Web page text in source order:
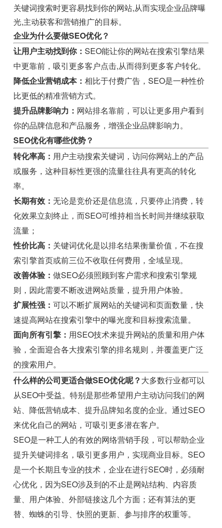
关键词搜索时更容易找到你的网站,从而实现企业品牌曝
光,主动获客和营销推广的目标。
企业为什么要做SEO优化？
让用户主动找到你：SEO能让你的网站在搜索引擎结果
中更靠前，吸引更多客户点击,从而得到更多客户转化。
降低企业营销成本：相比于付费广告，SEO是一种性价
比更低的精准营销方式。
提升品牌影响力： 网站排名靠前，可以让更多用户看到
你的品牌信息和产品服务，增强企业品牌影响力。
SEO优化有哪些优势？
转化率高： 用户主动搜索关键词，访问你网站上的产品
或服务，这种目标性更强的流量往往具有更高的转化
率。
长期有效：无论是竞价还是信息流，只要停止消费，转
化效果立刻终止，而SEO可维持相当长时间并继续获取
流量；
性价比高： 关键词优化是以排名结果衡量价值，不在搜
索引擎首页或前三位不收取任何费用，全域呈现。
改善体验：做SEO必须照顾到客户需求和搜索引擎规
则，因此需要不断改进网站质量，提升用户体验。
扩展性强：可以不断扩展网站的关键词和页面数量，快
速提高网站在搜索引擎中的曝光度和目标搜索流量。
面向所有引擎： 用SEO技术来提升网站的质量和用户体
验，全面迎合各大搜索引擎的排名规则，并覆盖更广泛
的搜索用户。
什么样的公司更适合做SEO优化呢？大多数行业都可以
从SEO中受益。特别是那些希望用户主动访问我们的网
站、降低营销成本、提升品牌知名度的企业。通过SEO
来优化自己的网站，可吸引更多潜在客户。
SEO是一种工人的有效的网络营销手段，可以帮助企业
提升关键词排名，吸引更多用户，实现商业目标。SEO
是一个长期且专业的技术，企业在进行SEO时，必须耐
心优化，因为SEO涉及到的不止是网站结构、内容质
量、用户体验、外部链接这几个方面；还有算法的更
替、蜘蛛的引导、快照的更新、参与排序的权重等。